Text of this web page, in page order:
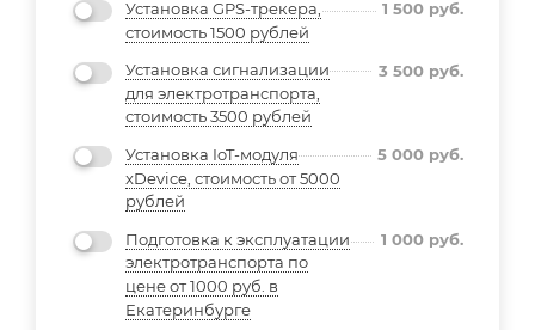
Установка GPS-трекера,
стоимость 1500 рублей
1 500 руб.
Установка сигнализации
для электротранспорта,
стоимость 3500 рублей
3 500 руб.
Установка IoT-модуля
xDevice, стоимость от 5000
рублей
5 000 руб.
Подготовка к эксплуатации
электротранспорта по
цене от 1000 руб. в
Екатеринбурге
1 000 руб.